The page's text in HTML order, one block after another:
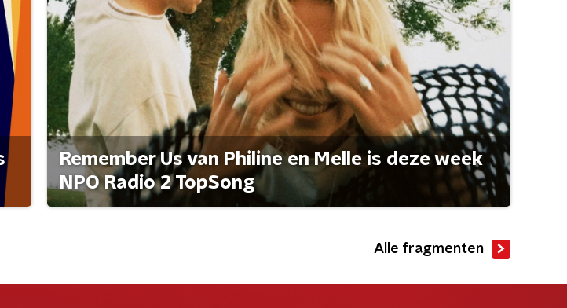
Remember Us van Philine en Melle is deze week
NPO Radio 2 TopSong
Alle fragmenten